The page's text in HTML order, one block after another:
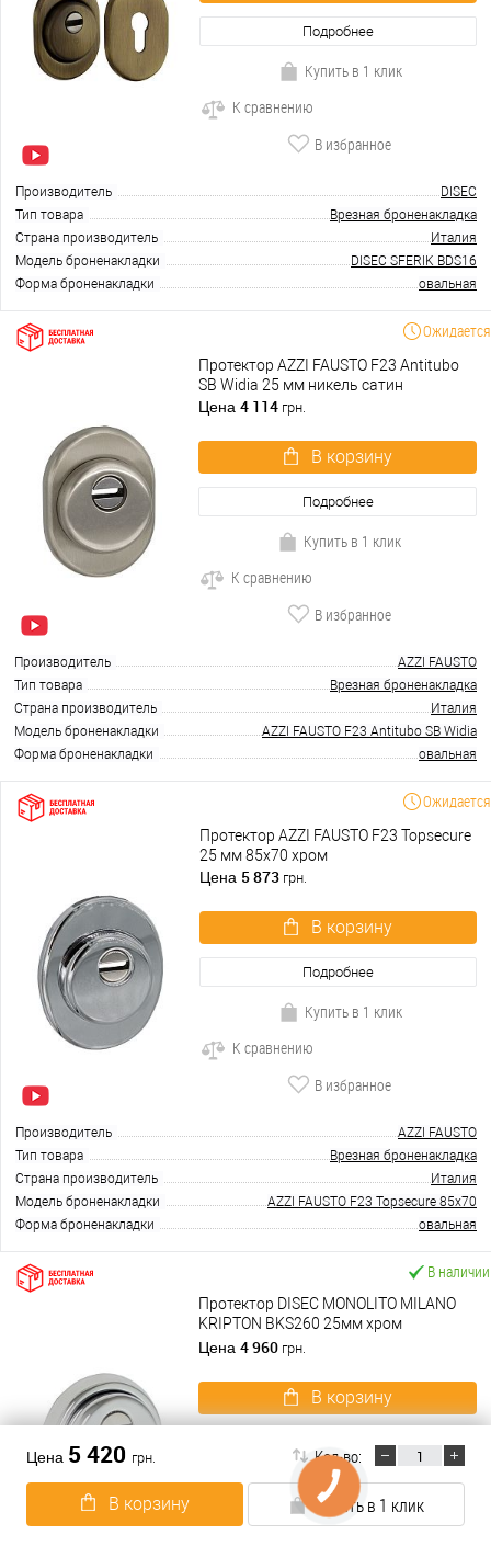
Цена 5 420 грн. Кол-во:
В корзину Купить в 1 клик
Подробнее
Купить в 1 клик
К сравнению
В избранное
Производитель
DISEC
Тип товара
Врезная броненакладка
Страна производитель
Италия
Модель броненакладки
DISEC SFERIK BDS16
Форма броненакладки
овальная
Ожидается
Протектор AZZI FAUSTO F23 Antitubo
SB Widia 25 мм никель сатин
Цена 4 114 грн.
В корзину
Подробнее
Купить в 1 клик
К сравнению
В избранное
Производитель
AZZI FAUSTO
Тип товара
Врезная броненакладка
Страна производитель
Италия
Модель броненакладки
AZZI FAUSTO F23 Antitubo SB Widia
Форма броненакладки
овальная
Ожидается
Протектор AZZI FAUSTO F23 Topsecure
25 мм 85х70 хром
Цена 5 873 грн.
В корзину
Подробнее
Купить в 1 клик
К сравнению
В избранное
Производитель
AZZI FAUSTO
Тип товара
Врезная броненакладка
Страна производитель
Италия
Модель броненакладки
AZZI FAUSTO F23 Topsecure 85x70
Форма броненакладки
овальная
В наличии
Протектор DISEC MONOLITO MILANO
KRIPTON BKS260 25мм хром
полированный
Цена 4 960 грн.
В корзину
Купить в 1 клик
К сравнению